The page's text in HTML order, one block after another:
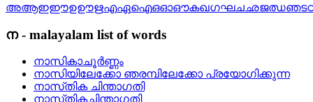
അആഇഈഉഊഋഎഏഐഒഓഔകഖഗഘചഛജഝഞട
ന- malayalam list of words
നാസികാചൂര്‍ണ്ണം
നാസിയിലേക്കോ ഞരമ്പിലേക്കോ പ്രയോഗിക്കുന്ന
നാസ്‌തിക ചിന്താഗതി
നാസ്‌തികചിന്താഗതി